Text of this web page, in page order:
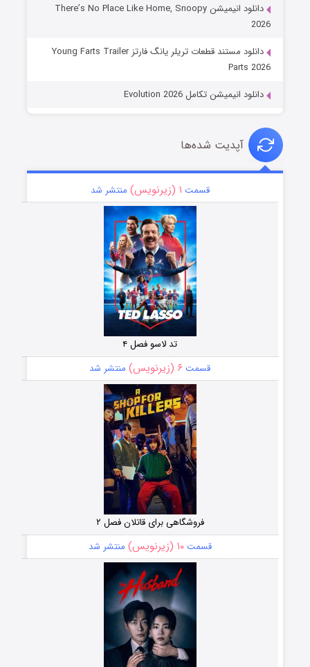
دانلود انیمیشن There’s No Place Like Home, Snoopy
2026
دانلود مستند قطعات تریلر یانگ فارتز Young Farts Trailer
Parts 2026
دانلود انیمیشن تکامل Evolution 2026
آپدیت شده‌ها
قسمت ۱ (زیرنویس) منتشر شد
تد لاسو فصل ۴
قسمت ۶ (زیرنویس) منتشر شد
فروشگاهی برای قاتلان فصل ۲
قسمت۱۰ (زیرنویس) منتشر شد